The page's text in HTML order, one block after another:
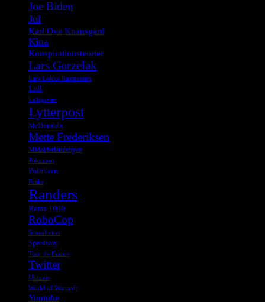
Joe Biden
Jul
Karl Ove Knausgård
Kina
Konspirationsteorier
Lars Gorzelak
Lars Løkke Rasmussen
Lidl
Luftgevær
Lytterpost
McDonald's
Mette Frederiksen
Midalderlandsbyen
Pokemon
Politiken
Påske
Randers
Rema 1000
RoboCop
Sexrobotter
Speedway
Tour de France
Twitter
Ukraine
World of Warcraft
Youtube